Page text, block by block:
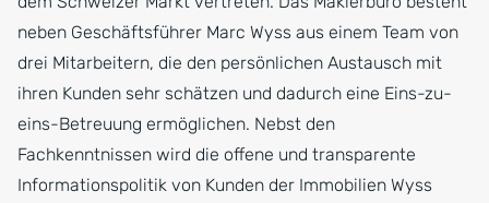
neben Geschäftsführer Marc Wyss aus einem Team von
drei Mitarbeitern, die den persönlichen Austausch mit
ihren Kunden sehr schätzen und dadurch eine Eins-zu-
eins-Betreuung ermöglichen. Nebst den
Fachkenntnissen wird die offene und transparente
Informationspolitik von Kunden der Immobilien Wyss